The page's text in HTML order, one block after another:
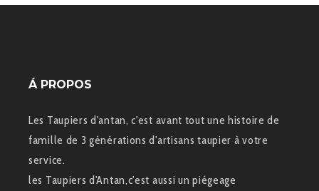
Á PROPOS
Les Taupiers d'antan, c'est avant tout une histoire de
famille de 3 générations d'artisans taupier à votre
service.
les Taupiers d'Antan,c'est aussi un piégeage